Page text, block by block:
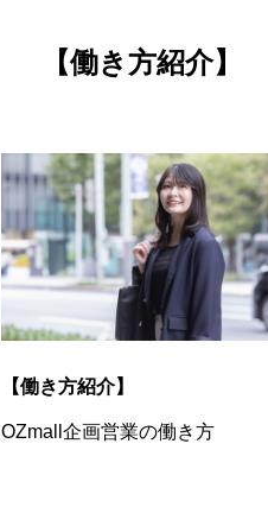
【働き方紹介】
【働き方紹介】
OZmall企画営業の働き方